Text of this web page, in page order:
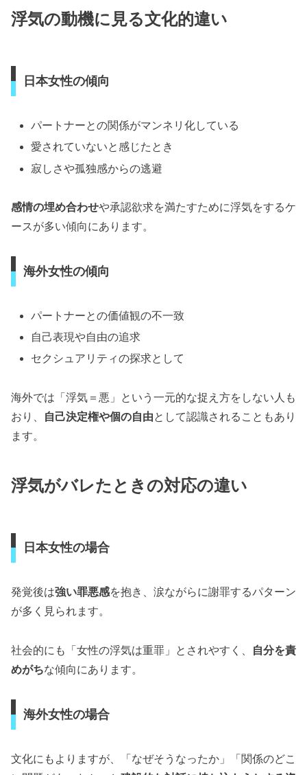
浮気の動機に見る文化的違い
日本女性の傾向
パートナーとの関係がマンネリ化している
愛されていないと感じたとき
寂しさや孤独感からの逃避
感情の埋め合わせや承認欲求を満たすために浮気をするケ
ースが多い傾向にあります。
海外女性の傾向
パートナーとの価値観の不一致
自己表現や自由の追求
セクシュアリティの探求として
海外では「浮気＝悪」という一元的な捉え方をしない人も
おり、
自己決定権や個の自由として認識されることもあり
ます。
浮気がバレたときの対応の違い
日本女性の場合
発覚後は強い罪悪感を抱き、涙ながらに謝罪するパターン
が多く見られます。
社会的にも「女性の浮気は重罪」とされやすく、
自分を責
めがちな傾向にあります。
海外女性の場合
文化にもよりますが、「なぜそうなったか」「関係のどこ